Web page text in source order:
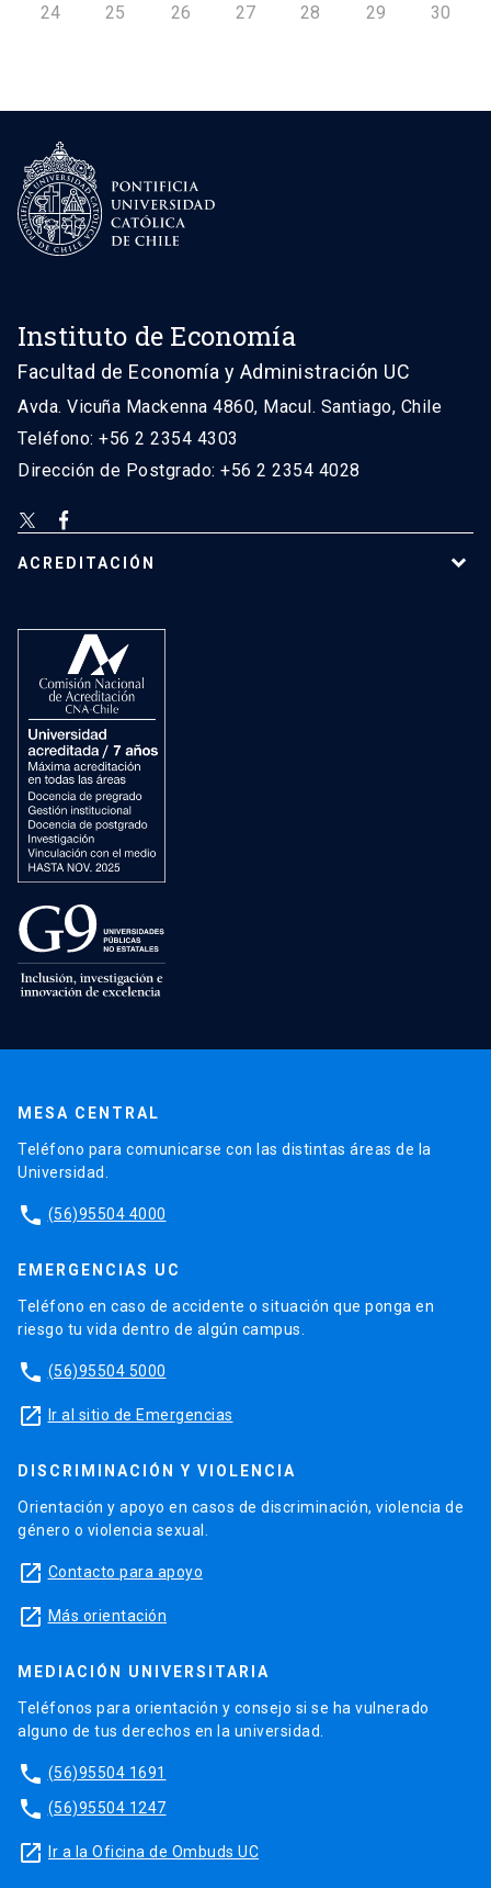
24 25 26 27 28 29 30
Instituto de Economía
Facultad de Economía y Administración UC
Avda. Vicuña Mackenna 4860, Macul. Santiago, Chile
Teléfono: +56 2 2354 4303
Dirección de Postgrado: +56 2 2354 4028
ACREDITACIÓN
MESA CENTRAL
Teléfono para comunicarse con las distintas áreas de la
Universidad.
phone (56)95504 4000
EMERGENCIAS UC
Teléfono en caso de accidente o situación que ponga en
riesgo tu vida dentro de algún campus.
phone (56)95504 5000
launch Ir al sitio de Emergencias
DISCRIMINACIÓN Y VIOLENCIA
Orientación y apoyo en casos de discriminación, violencia de
género o violencia sexual.
launch Contacto para apoyo
launch Más orientación
MEDIACIÓN UNIVERSITARIA
Teléfonos para orientación y consejo si se ha vulnerado
alguno de tus derechos en la universidad.
phone (56)95504 1691
phone (56)95504 1247
launch Ir a la Oficina de Ombuds UC